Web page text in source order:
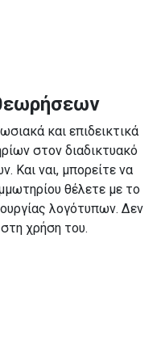
και επιδεικτικά
στον διαδικτυακό
Και ναι, μπορείτε να
θέλετε με το
λογότυπων. Δεν
χρήση του.